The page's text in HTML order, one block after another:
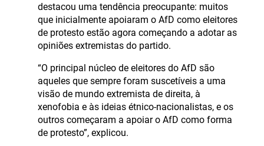
destacou uma tendência preocupante: muitos
que inicialmente apoiaram o AfD como eleitores
de protesto estão agora começando a adotar as
opiniões extremistas do partido.
“O principal núcleo de eleitores do AfD são
aqueles que sempre foram suscetíveis a uma
visão de mundo extremista de direita, à
xenofobia e às ideias étnico-nacionalistas, e os
outros começaram a apoiar o AfD como forma
de protesto”, explicou.